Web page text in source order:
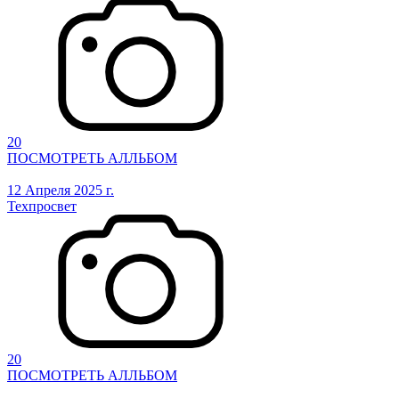
20
ПОСМОТРЕТЬ АЛЛЬБОМ
12 Апреля 2025 г.
Техпросвет
20
ПОСМОТРЕТЬ АЛЛЬБОМ